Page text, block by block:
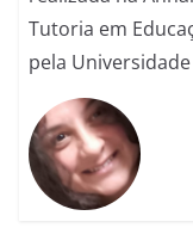
Tutoria em
pela